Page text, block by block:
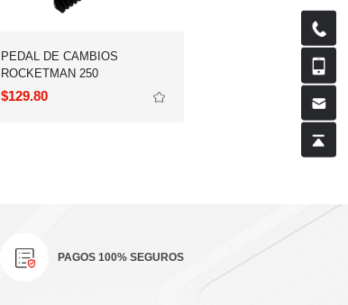
ROCKETMAN 250
$129.80
TC250 23-
PAGOS 100% SEGUROS